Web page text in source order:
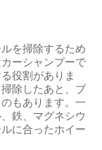
を掃除するため
ーシャンプーで
役割がありま
除したあと、ブ
もあります。一
鉄、マグネシウ
に合ったホイー